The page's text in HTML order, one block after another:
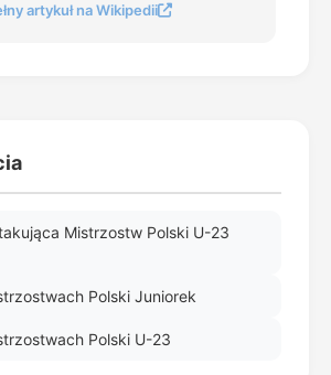
artykuł na Wikipedii
Mistrzostw Polski U-23
Polski Juniorek
Polski U-23